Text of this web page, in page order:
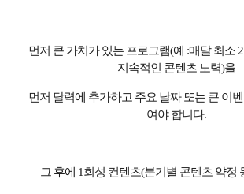
먼저 큰 가치가 있는 프로그램(예 :매달 최소2
지속적인 콘텐츠 노력)을
먼저 달력에 추가하고 주요 날짜 또는 큰 이
여야 합니다.
그 후에 1회성 컨텐츠(분기별 콘텐츠 약정